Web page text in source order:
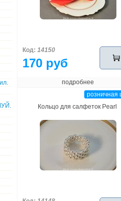
Код: 14150
170 руб
подробнее
розничная
Кольцо для салфеток Pearl